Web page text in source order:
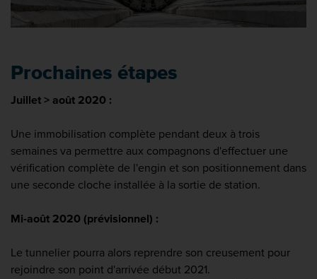
Prochaines étapes
Juillet > août 2020 :
Une immobilisation complète pendant deux à trois
semaines va permettre aux compagnons d'effectuer une
vérification complète de l'engin et son positionnement dans
une seconde cloche installée à la sortie de station.
Mi-août 2020 (prévisionnel) :
Le tunnelier pourra alors reprendre son creusement pour
rejoindre son point d'arrivée début 2021.